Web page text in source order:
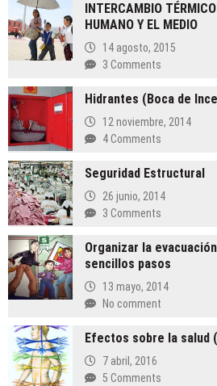
INTERCAMBIO
HUMANO Y EL MEDIO
14 agosto, 2015
3 Comments
Hidrantes (Boca de
12 noviembre, 2014
4 Comments
Seguridad Estructural
26 junio, 2014
3 Comments
Organizar la
sencillos pasos
13 mayo, 2014
No comment
Efectos sobre la salud
7 abril, 2016
5 Comments